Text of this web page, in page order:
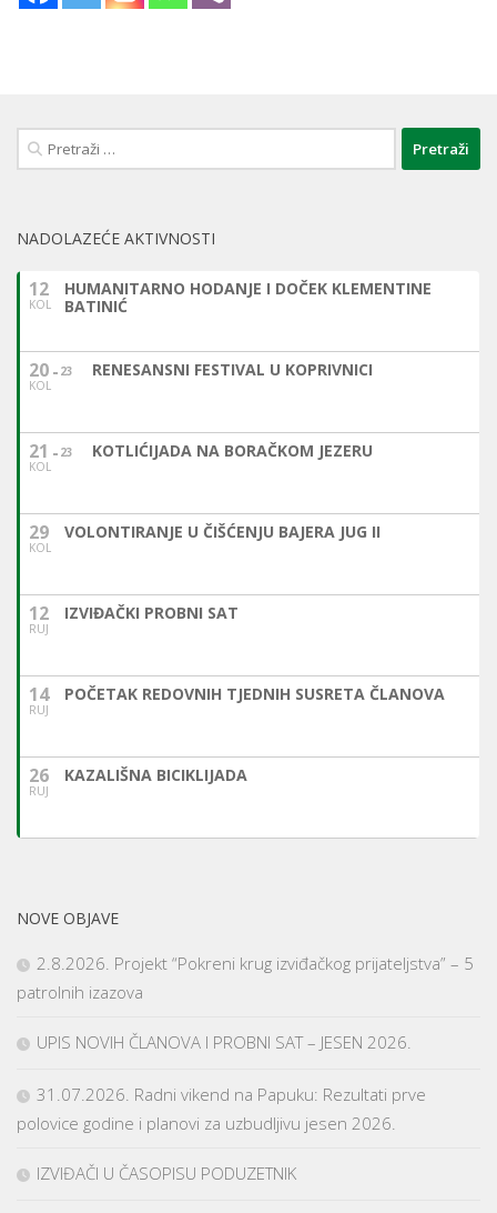
Pretraži:
NADOLAZEĆE AKTIVNOSTI
12
KOL
HUMANITARNO HODANJE I DOČEK KLEMENTINE
BATINIĆ
20
KOL
23 RENESANSNI FESTIVAL U KOPRIVNICI
21
KOL
23 KOTLIĆIJADA NA BORAČKOM JEZERU
29
KOL
VOLONTIRANJE U ČIŠĆENJU BAJERA JUG II
12
RUJ
IZVIĐAČKI PROBNI SAT
14
RUJ
POČETAK REDOVNIH TJEDNIH SUSRETA ČLANOVA
26
RUJ
KAZALIŠNA BICIKLIJADA
NOVE OBJAVE
2.8.2026. Projekt “Pokreni krug izviđačkog prijateljstva” – 5
patrolnih izazova
UPIS NOVIH ČLANOVA I PROBNI SAT – JESEN 2026.
31.07.2026. Radni vikend na Papuku: Rezultati prve
polovice godine i planovi za uzbudljivu jesen 2026.
IZVIĐAČI U ČASOPISU PODUZETNIK